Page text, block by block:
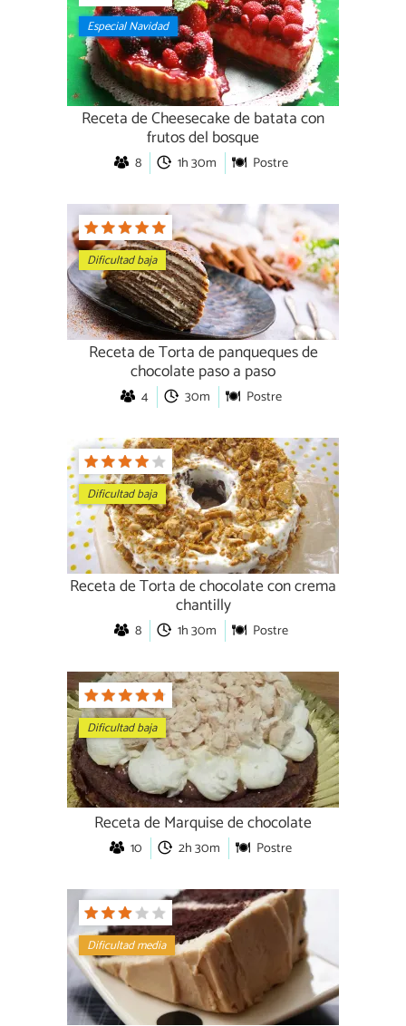
Especial Navidad
Receta de Cheesecake de batata con
frutos del bosque
8 1h 30m Postre
Dificultad baja
Receta de Torta de panqueques de
chocolate paso a paso
4 30m Postre
Dificultad baja
Receta de Torta de chocolate con crema
chantilly
8 1h 30m Postre
Dificultad baja
Receta de Marquise de chocolate
10 2h 30m Postre
Dificultad media